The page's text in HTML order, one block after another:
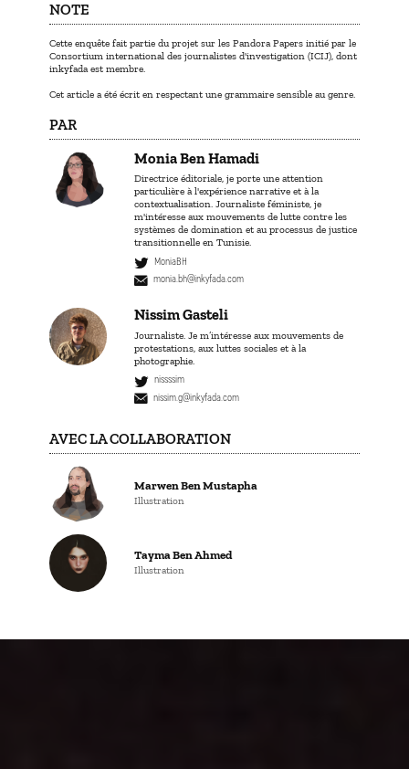
NOTE
Cette enquête fait partie du projet sur les Pandora Papers initié par le
Consortium international des journalistes d'investigation (ICIJ), dont
inkyfada est membre.
Cet article a été écrit en respectant une grammaire sensible au genre.
PAR
Monia Ben Hamadi
Directrice éditoriale, je porte une attention
particulière à l'expérience narrative et à la
contextualisation. Journaliste féministe, je
m'intéresse aux mouvements de lutte contre les
systèmes de domination et au processus de justice
transitionnelle en Tunisie.
MoniaBH
monia.bh@inkyfada.com
Nissim Gasteli
Journaliste. Je m’intéresse aux mouvements de
protestations, aux luttes sociales et à la
photographie.
nissssim
nissim.g@inkyfada.com
AVEC LA COLLABORATION
Marwen Ben Mustapha
Illustration
Tayma Ben Ahmed
Illustration